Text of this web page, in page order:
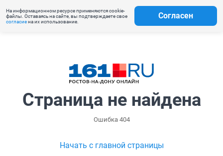
На информационном ресурсе применяются cookie-
файлы. Оставаясь на сайте, вы подтверждаете свое
согласиена их использование.
Согласен
Страница не найдена
Ошибка 404
Начать с главной страницы